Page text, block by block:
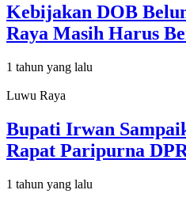
Kebijakan DOB
Raya Masih Harus
1 tahun yang lalu
Luwu Raya
Bupati Irwan
Rapat Paripurna
1 tahun yang lalu